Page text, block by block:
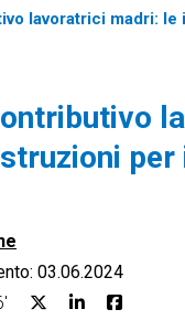
lavoratrici madri:
per
03.06.2024